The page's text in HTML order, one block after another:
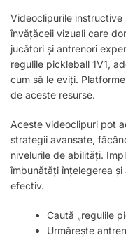
Videoclipurile
învățăceii vizuali care
jucători și antrenori
regulile pickleball 1V1,
cum să le eviți.
de aceste resurse.
Aceste videoclipuri pot
strategii avansate,
nivelurile de abilități.
îmbunătăți înțelegerea
efectiv.
Caută „regulile
Urmărește